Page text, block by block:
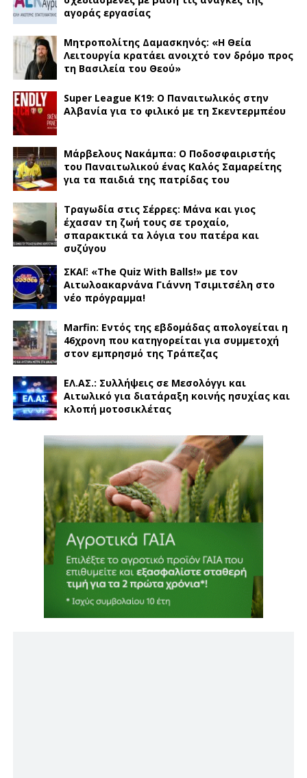
αγοράς εργασίας
Μητροπολίτης Δαμασκηνός: «Η Θεία
Λειτουργία κρατάει ανοιχτό τον δρόμο προς
τη Βασιλεία του Θεού»
Super League K19: Ο Παναιτωλικός στην
Αλβανία για το φιλικό με τη Σκεντερμπέου
Μάρβελους Νακάμπα: Ο Ποδοσφαιριστής
του Παναιτωλικού ένας Καλός Σαμαρείτης
για τα παιδιά της πατρίδας του
Τραγωδία στις Σέρρες: Μάνα και γιος
έχασαν τη ζωή τους σε τροχαίο,
σπαρακτικά τα λόγια του πατέρα και
συζύγου
ΣΚΑΪ: «The Quiz With Balls!» με τον
Αιτωλοακαρνάνα Γιάννη Τσιμιτσέλη στο
νέο πρόγραμμα!
Marfin: Εντός της εβδομάδας απολογείται η
46χρονη που κατηγορείται για συμμετοχή
στον εμπρησμό της Τράπεζας
ΕΛ.ΑΣ.: Συλλήψεις σε Μεσολόγγι και
Αιτωλικό για διατάραξη κοινής ησυχίας και
κλοπή μοτοσικλέτας